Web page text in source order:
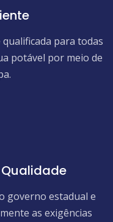
para todas
potável por meio de
governo estadual e
as exigências